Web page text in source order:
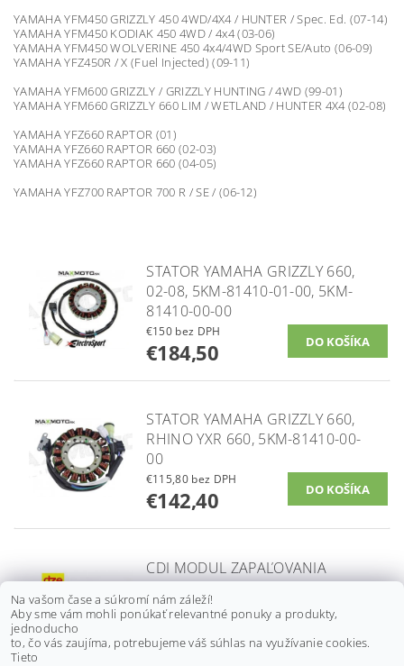
YAMAHA YFM450 GRIZZLY 450 4WD/4X4 / HUNTER / Spec. Ed. (07-14)
YAMAHA YFM450 KODIAK 450 4WD / 4x4 (03-06)
YAMAHA YFM450 WOLVERINE 450 4x4/4WD Sport SE/Auto (06-09)
YAMAHA YFZ450R / X (Fuel Injected) (09-11)
YAMAHA YFM600 GRIZZLY / GRIZZLY HUNTING / 4WD (99-01)
YAMAHA YFM660 GRIZZLY 660 LIM / WETLAND / HUNTER 4X4 (02-08)
YAMAHA YFZ660 RAPTOR (01)
YAMAHA YFZ660 RAPTOR 660 (02-03)
YAMAHA YFZ660 RAPTOR 660 (04-05)
YAMAHA YFZ700 RAPTOR 700 R / SE / (06-12)
STATOR YAMAHA GRIZZLY 660,
02-08, 5KM-81410-01-00, 5KM-
81410-00-00
€150 bez DPH
€184,50
STATOR YAMAHA GRIZZLY 660,
RHINO YXR 660, 5KM-81410-00-
00
€115,80 bez DPH
€142,40
CDI MODUL ZAPAĽOVANIA
YAMAHA RAPTOR 660 01-05, 5LP-
85540-00, 5LP-85540-20, 5LP-
od €95,80 bez DPH
Na vašom čase a súkromí nám záleží!
Aby sme vám mohli ponúkať relevantné ponuky a produkty,
jednoducho
to, čo vás zaujíma, potrebujeme váš súhlas na využívanie cookies.
Tieto